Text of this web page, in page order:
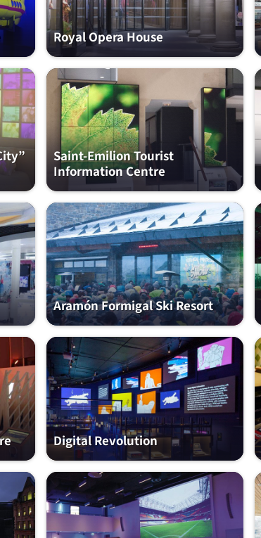
Royal Opera House
Saint-Emilion Tourist
Information Centre
Aramón Formigal Ski Resort
Digital Revolution